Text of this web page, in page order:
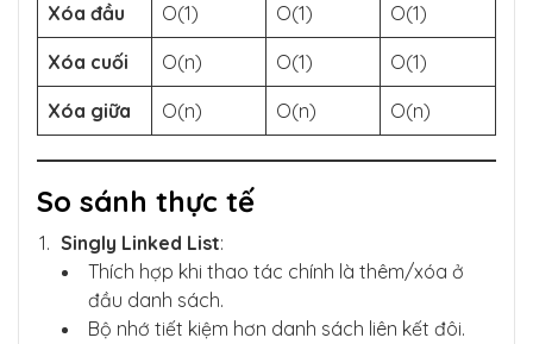
Xóa đầu O(1) O(1) O(1)
Xóa cuối O(n) O(1) O(1)
Xóa giữa O(n) O(n) O(n)
So sánh thực tế
Singly Linked List:
Thích hợp khi thao tác chính là thêm/xóa ở
đầu danh sách.
Bộ nhớ tiết kiệm hơn danh sách liên kết đôi.